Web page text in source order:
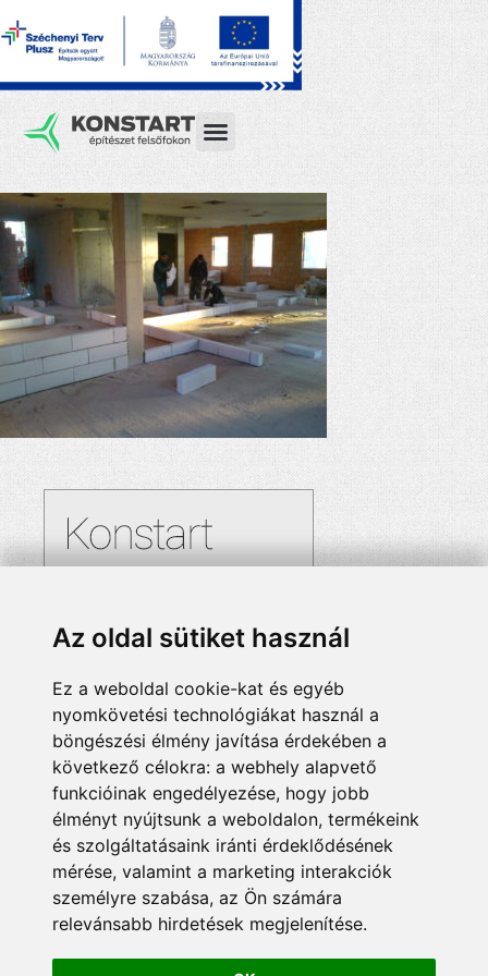
Az oldal sütiket használ
Ez a weboldal cookie-kat és egyéb
nyomkövetési technológiákat használ a
böngészési élmény javítása érdekében a
következő célokra: a webhely alapvető
funkcióinak engedélyezése, hogy jobb
élményt nyújtsunk a weboldalon, termékeink
és szolgáltatásaink iránti érdeklődésének
mérése, valamint a marketing interakciók
személyre szabása, az Ön számára
relevánsabb hirdetések megjelenítése.